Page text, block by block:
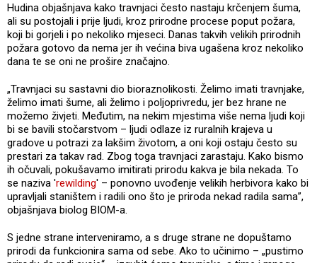
Hudina objašnjava kako travnjaci često nastaju krčenjem šuma,
ali su postojali i prije ljudi, kroz prirodne procese poput požara,
koji bi gorjeli i po nekoliko mjeseci. Danas takvih velikih prirodnih
požara gotovo da nema jer ih većina biva ugašena kroz nekoliko
dana te se oni ne prošire značajno.
„Travnjaci su sastavni dio bioraznolikosti. Želimo imati travnjake,
želimo imati šume, ali želimo i poljoprivredu, jer bez hrane ne
možemo živjeti. Međutim, na nekim mjestima više nema ljudi koji
bi se bavili stočarstvom – ljudi odlaze iz ruralnih krajeva u
gradove u potrazi za lakšim životom, a oni koji ostaju često su
prestari za takav rad. Zbog toga travnjaci zarastaju. Kako bismo
ih očuvali, pokušavamo imitirati prirodu kakva je bila nekada. To
se naziva 'rewilding' – ponovno uvođenje velikih herbivora kako bi
upravljali staništem i radili ono što je priroda nekad radila sama”,
objašnjava biolog BIOM-a.
S jedne strane interveniramo, a s druge strane ne dopuštamo
prirodi da funkcionira sama od sebe. Ako to učinimo – „pustimo